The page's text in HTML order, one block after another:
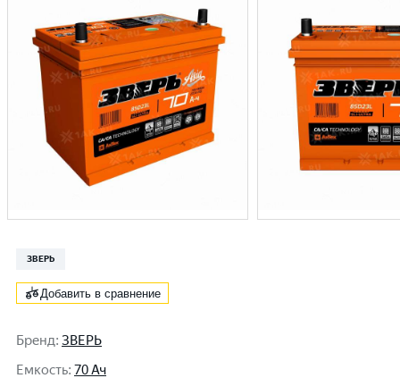
ЗВЕРЬ
Добавить в сравнение
Бренд: ЗВЕРЬ
Емкость: 70 Ач